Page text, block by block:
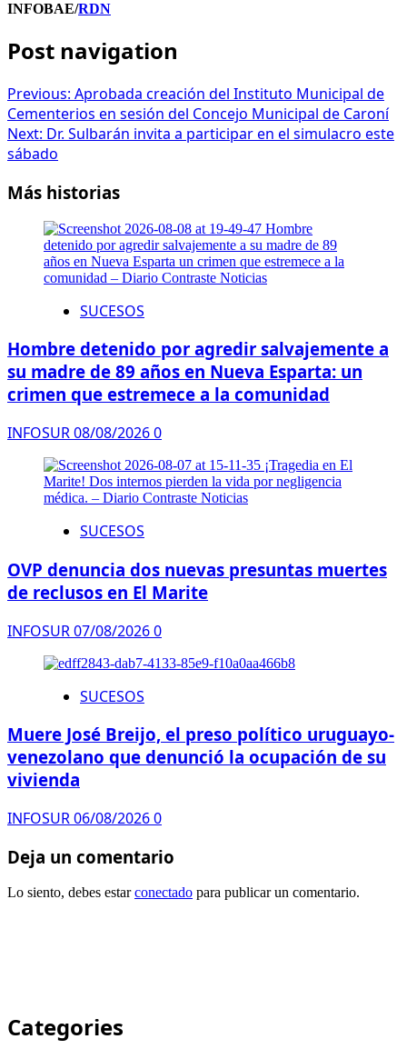
INFOBAE/RDN
Post navigation
Previous: Aprobada creación del Instituto Municipal de
Cementerios en sesión del Concejo Municipal de Caroní
Next: Dr. Sulbarán invita a participar en el simulacro este
sábado
Más historias
SUCESOS
Hombre detenido por agredir salvajemente a
su madre de 89 años en Nueva Esparta: un
crimen que estremece a la comunidad
INFOSUR08/08/20260
SUCESOS
OVP denuncia dos nuevas presuntas muertes
de reclusos en El Marite
INFOSUR07/08/20260
SUCESOS
Muere José Breijo, el preso político uruguayo-
venezolano que denunció la ocupación de su
vivienda
INFOSUR06/08/20260
Deja un comentario
Lo siento, debes estarconectado para publicar un comentario.
Categories